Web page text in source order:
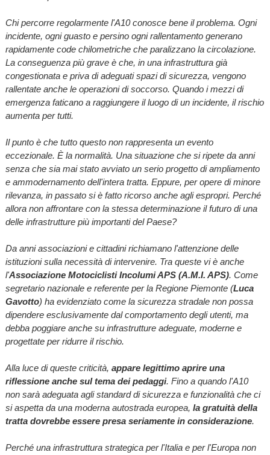
Chi percorre regolarmente l'A10 conosce bene il problema. Ogni
incidente, ogni guasto e persino ogni rallentamento generano
rapidamente code chilometriche che paralizzano la circolazione.
La conseguenza più grave è che, in una infrastruttura già
congestionata e priva di adeguati spazi di sicurezza, vengono
rallentate anche le operazioni di soccorso. Quando i mezzi di
emergenza faticano a raggiungere il luogo di un incidente, il rischio
aumenta per tutti.
Il punto è che tutto questo non rappresenta un evento
eccezionale. È la normalità. Una situazione che si ripete da anni
senza che sia mai stato avviato un serio progetto di ampliamento
e ammodernamento dell'intera tratta. Eppure, per opere di minore
rilevanza, in passato si è fatto ricorso anche agli espropri. Perché
allora non affrontare con la stessa determinazione il futuro di una
delle infrastrutture più importanti del Paese?
Da anni associazioni e cittadini richiamano l'attenzione delle
istituzioni sulla necessità di intervenire. Tra queste vi è anche
l'Associazione Motociclisti Incolumi APS (A.M.I. APS). Come
segretario nazionale e referente per la Regione Piemonte (Luca
Gavotto) ha evidenziato come la sicurezza stradale non possa
dipendere esclusivamente dal comportamento degli utenti, ma
debba poggiare anche su infrastrutture adeguate, moderne e
progettate per ridurre il rischio.
Alla luce di queste criticità, appare legittimo aprire una
riflessione anche sul tema dei pedaggi. Fino a quando l'A10
non sarà adeguata agli standard di sicurezza e funzionalità che ci
si aspetta da una moderna autostrada europea, la gratuità della
tratta dovrebbe essere presa seriamente in considerazione.
Perché una infrastruttura strategica per l'Italia e per l'Europa non